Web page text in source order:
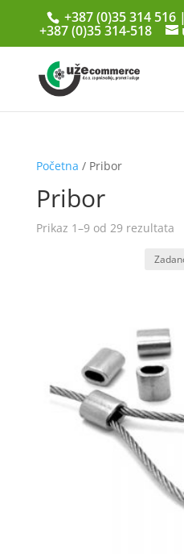
+387 (0)35 314 516
+387 (0)35 314-518
Početna / Pribor
Pribor
Prikaz 1–9 od 29 rezultata